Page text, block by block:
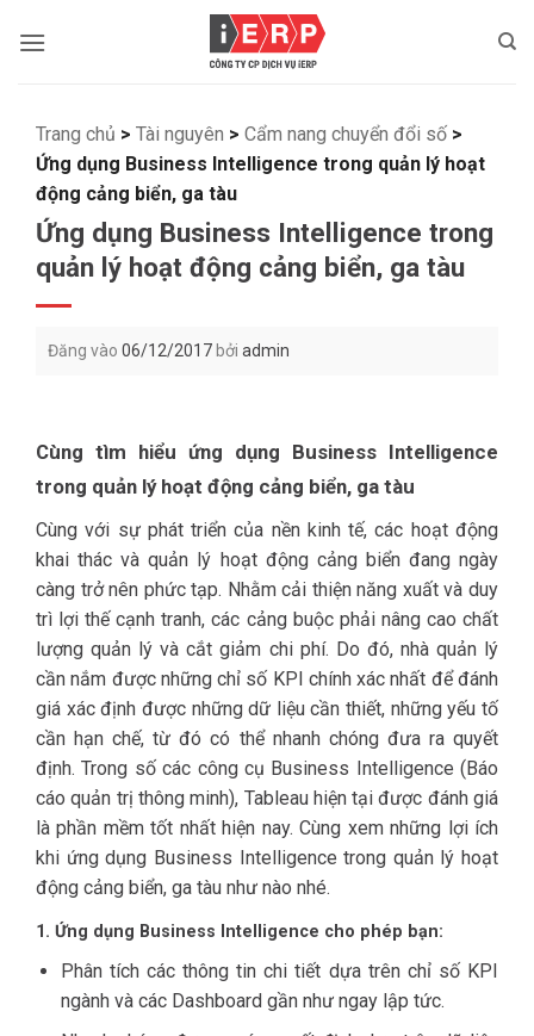
qua
Trang chủ > Tài nguyên > Cẩm nang chuyển đổi số >
Ứng dụng Business Intelligence trong quản lý hoạt
động cảng biển, ga tàu
Ứng dụng Business Intelligence trong
quản lý hoạt động cảng biển, ga tàu
Đăng vào 06/12/2017bởi admin
Cùng tìm hiểu ứng dụng Business Intelligence
trong quản lý hoạt động cảng biển, ga tàu
Cùng với sự phát triển của nền kinh tế, các hoạt động
khai thác và quản lý hoạt động cảng biển đang ngày
càng trở nên phức tạp. Nhằm cải thiện năng xuất và duy
trì lợi thế cạnh tranh, các cảng buộc phải nâng cao chất
lượng quản lý và cắt giảm chi phí. Do đó, nhà quản lý
cần nắm được những chỉ số KPI chính xác nhất để đánh
giá xác định được những dữ liệu cần thiết, những yếu tố
cần hạn chế, từ đó có thể nhanh chóng đưa ra quyết
định. Trong số các công cụ Business Intelligence (Báo
cáo quản trị thông minh), Tableau hiện tại được đánh giá
là phần mềm tốt nhất hiện nay. Cùng xem những lợi ích
khi ứng dụng Business Intelligence trong quản lý hoạt
động cảng biển, ga tàu như nào nhé.
1. Ứng dụng Business Intelligence cho phép bạn:
Phân tích các thông tin chi tiết dựa trên chỉ số KPI
ngành và các Dashboard gần như ngay lập tức.